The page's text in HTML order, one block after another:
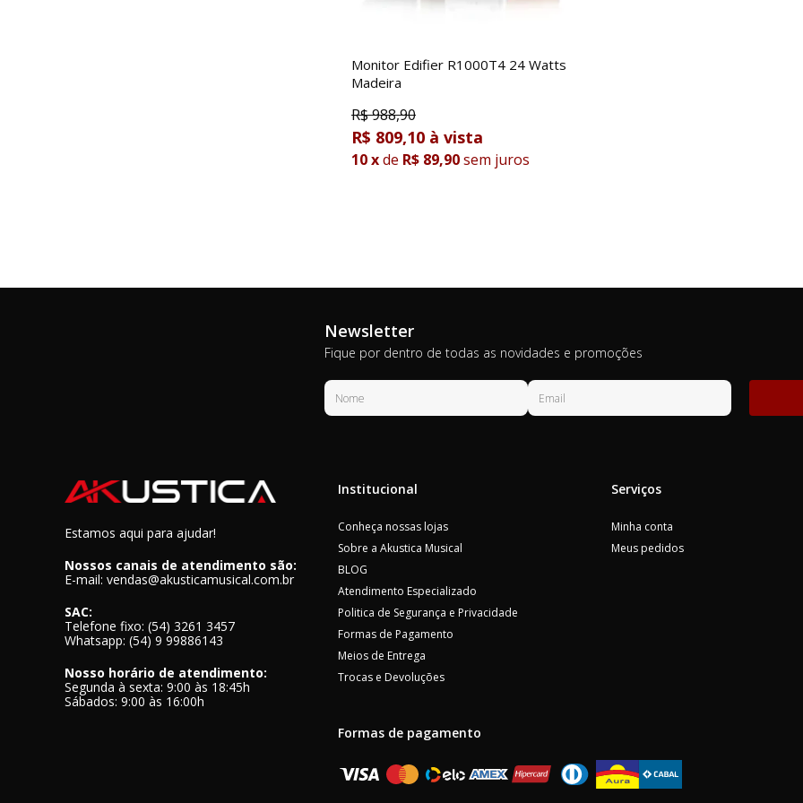
Monitor Edifier R1000T4 24 Watts
Madeira
R$988,90
R$ 809,10
10xde R$ 89,90sem juros
Newsletter
Fique por dentro de todas as novidades e promoções
Estamos aqui para ajudar!
Nossos canais de atendimento são:
E-mail: vendas@akusticamusical.com.br
SAC:
Telefone fixo: (54) 3261 3457
Whatsapp: (54) 9 99886143
Nosso horário de atendimento:
Segunda à sexta: 9:00 às 18:45h
Sábados: 9:00 às 16:00h
Institucional
Conheça nossas lojas
Sobre a Akustica Musical
BLOG
Atendimento Especializado
Politica de Segurança e Privacidade
Formas de Pagamento
Meios de Entrega
Trocas e Devoluções
Serviços
Minha conta
Meus pedidos
Formas de pagamento